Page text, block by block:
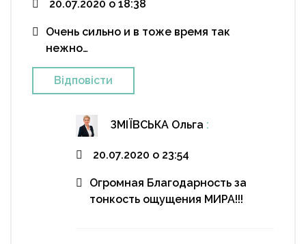
20.07.2020 о 18:38
Очень сильно и в тоже время так
нежно…
Відповіcти
ЗМІЇВСЬКА Ольга :
20.07.2020 о 23:54
Огромная Благодарность за
тонкость ощущения МИРА!!!